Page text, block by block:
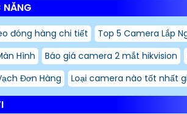
NĂNG
đóng hàng chi tiết
Top 5 Camera Lắp
Hình
Báo giá camera 2 mắt hikvision
Đơn Hàng
Loại camera nào tốt nhất